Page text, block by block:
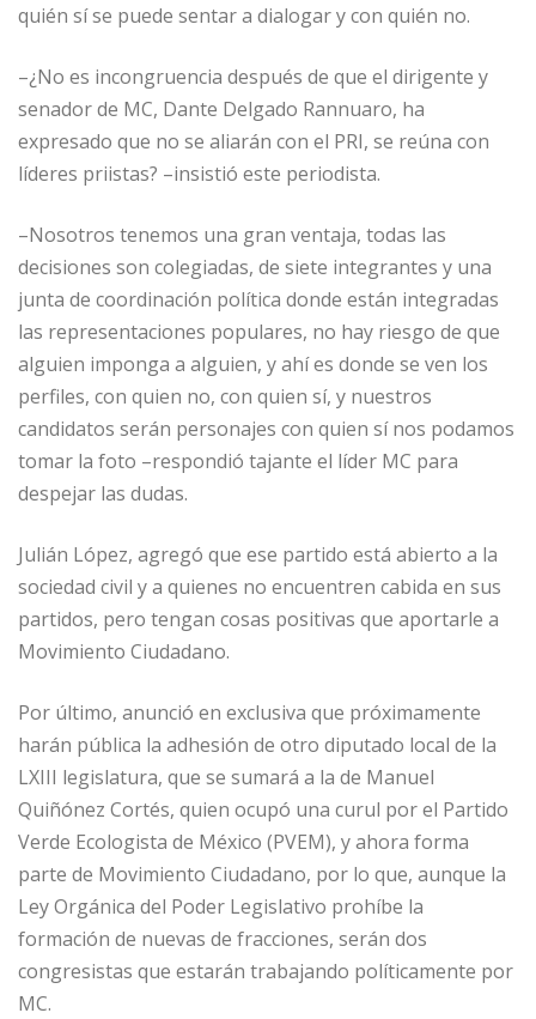
quién sí se puede sentar a dialogar y con quién no.
–¿No es incongruencia después de que el dirigente y
senador de MC, Dante Delgado Rannuaro, ha
expresado que no se aliarán con el PRI, se reúna con
líderes priistas? –insistió este periodista.
–Nosotros tenemos una gran ventaja, todas las
decisiones son colegiadas, de siete integrantes y una
junta de coordinación política donde están integradas
las representaciones populares, no hay riesgo de que
alguien imponga a alguien, y ahí es donde se ven los
perfiles, con quien no, con quien sí, y nuestros
candidatos serán personajes con quien sí nos podamos
tomar la foto –respondió tajante el líder MC para
despejar las dudas.
Julián López, agregó que ese partido está abierto a la
sociedad civil y a quienes no encuentren cabida en sus
partidos, pero tengan cosas positivas que aportarle a
Movimiento Ciudadano.
Por último, anunció en exclusiva que próximamente
harán pública la adhesión de otro diputado local de la
LXIII legislatura, que se sumará a la de Manuel
Quiñónez Cortés, quien ocupó una curul por el Partido
Verde Ecologista de México (PVEM), y ahora forma
parte de Movimiento Ciudadano, por lo que, aunque la
Ley Orgánica del Poder Legislativo prohíbe la
formación de nuevas de fracciones, serán dos
congresistas que estarán trabajando políticamente por
MC.